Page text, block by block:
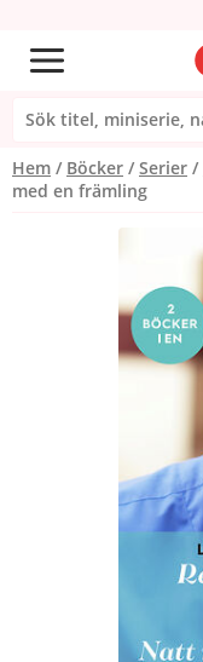
Hem Böcker Serier
med en främling